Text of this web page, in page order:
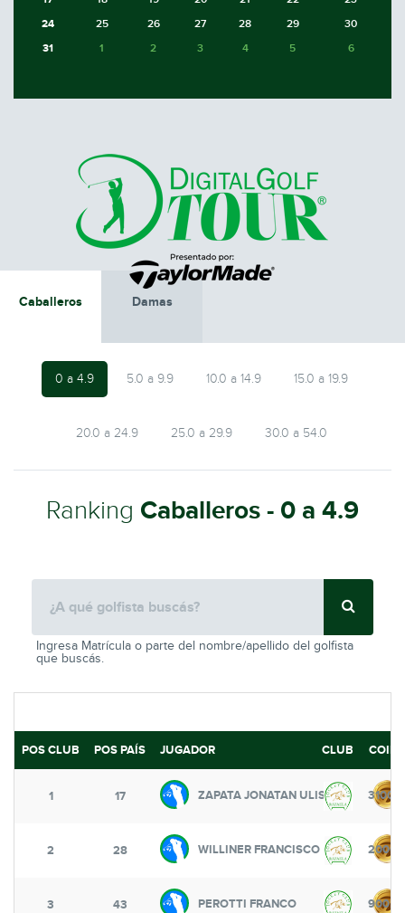
24
25 26 27 28 29
30
31
1 2 3 4 5 6
Caballeros Damas
0 a 4.9 5.0 a 9.9 10.0 a 14.9 15.0 a 19.9
20.0 a 24.9 25.0 a 29.9 30.0 a 54.0
Ranking Caballeros - 0 a 4.9
Ingresa Matrícula o parte del nombre/apellido del golfista
que buscás.
POS CLUB POS PAÍS JUGADOR CLUB COINS
1 17 ZAPATA JONATAN ULISES 3100
2 28 WILLINER FRANCISCO 2000
3 43 PEROTTI FRANCO 900